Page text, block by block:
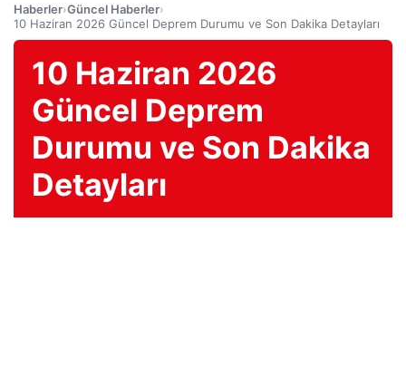
Haberler›Güncel Haberler›
10 Haziran 2026 Güncel Deprem Durumu ve Son Dakika Detayları
10 Haziran 2026
Güncel Deprem
Durumu ve Son Dakika
Detayları